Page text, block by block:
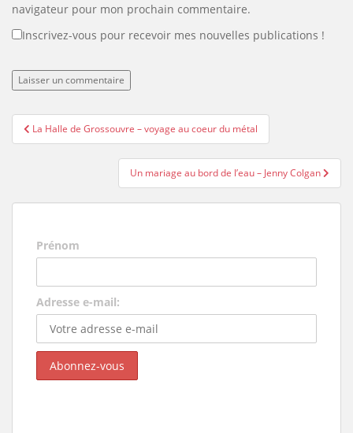
navigateur pour mon prochain commentaire.
Inscrivez-vous pour recevoir mes nouvelles publications !
Navigation
de
La Halle de Grossouvre – voyage au coeur du métal
Un mariage au bord de l’eau – Jenny Colgan
Prénom
Adresse e-mail: